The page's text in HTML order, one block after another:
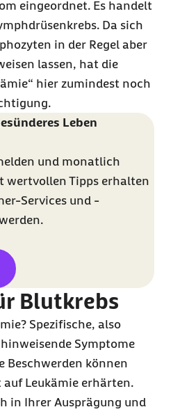
eingeordnet. Es handelt
Da sich
in der Regel aber
lassen, hat die
hier zumindest noch
Leben
und monatlich
wertvollen Tipps erhalten
Services und -
Blutkrebs
Spezifische, also
Symptome
Beschwerden können
Leukämie erhärten.
in Ihrer Ausprägung und